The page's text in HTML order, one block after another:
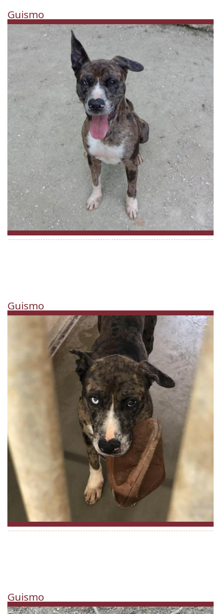
Guismo
Guismo
Guismo